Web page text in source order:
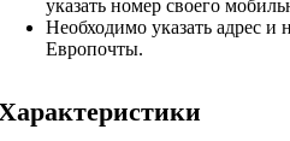
указать номер своего
Необходимо указать адрес
Европочты.